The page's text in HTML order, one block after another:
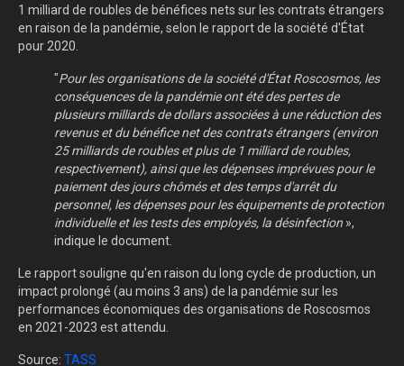
1 milliard de roubles de bénéfices nets sur les contrats étrangers
en raison de la pandémie, selon le rapport de la société d'État
pour 2020.
"Pour les organisations de la société d'État Roscosmos, les
conséquences de la pandémie ont été des pertes de
plusieurs milliards de dollars associées à une réduction des
revenus et du bénéfice net des contrats étrangers (environ
25 milliards de roubles et plus de 1 milliard de roubles,
respectivement), ainsi que les dépenses imprévues pour le
paiement des jours chômés et des temps d'arrêt du
personnel, les dépenses pour les équipements de protection
individuelle et les tests des employés, la désinfection »,
indique le document.
Le rapport souligne qu'en raison du long cycle de production, un
impact prolongé (au moins 3 ans) de la pandémie sur les
performances économiques des organisations de Roscosmos
en 2021-2023 est attendu.
Source: TASS